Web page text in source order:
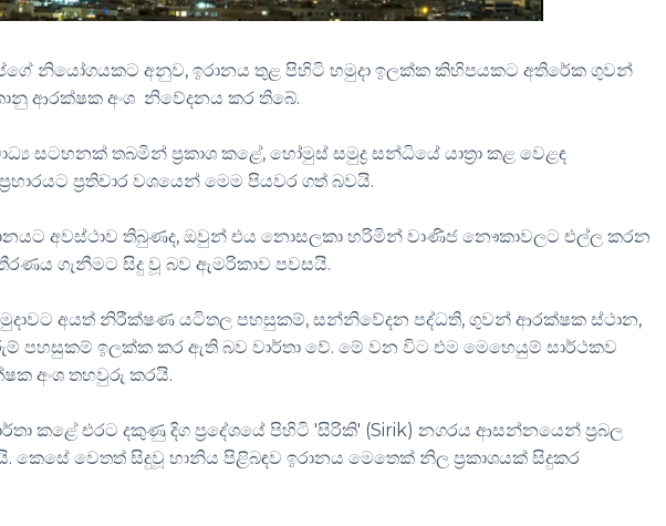
නියෝගයකට අනුව, ඉරානය තුළ පිහිටි හමුදා ඉලක්ක කිහිපයකට අතිරේක ගුවන්
ආරක්ෂක අංශ නිවේදනය කර තිබේ.
සටහනක් තබමින් ප්‍රකාශ කළේ, හෝමුස් සමුද්‍ර සන්ධියේ යාත්‍රා කළ වෙළඳ
ප්‍රතිචාර වශයෙන් මෙම පියවර ගත් බවයි.
අවස්ථාව තිබුණද, ඔවුන් එය නොසලකා හරිමින් වාණිජ නෞකාවලට එල්ල කරන
ගැනීමට සිදු වූ බව ඇමරිකාව පවසයි.
හමුදාවට අයත් නිරීක්ෂණ යටිතල පහසුකම්, සන්නිවේදන පද්ධති, ගුවන් ආරක්ෂක ස්ථාන,
පහසුකම් ඉලක්ක කර ඇති බව වාර්තා වේ. මේ වන විට එම මෙහෙයුම් සාර්ථකව
අංශ තහවුරු කරයි.
කළේ එරට දකුණු දිග ප්‍රදේශයේ පිහිටි 'සිරිකි' (Sirik) නගරය ආසන්නයෙන් ප්‍රබල
වෙතත් සිදුවූ හානිය පිළිබඳව ඉරානය මෙතෙක් නිල ප්‍රකාශයක් සිදුකර